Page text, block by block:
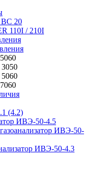
20
110I / 210I
(4.2)
ИВЭ-50-4.5
ИВЭ-50-
ИВЭ-50-4.3